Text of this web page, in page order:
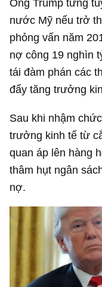
Ông Trump từng
nước Mỹ nếu trở
phỏng vấn năm
nợ công 19 nghìn
tái đàm phán các
đẩy tăng trưởng
Sau khi nhậm
trưởng kinh tế từ
quan áp lên hàng
thâm hụt ngân
nợ.